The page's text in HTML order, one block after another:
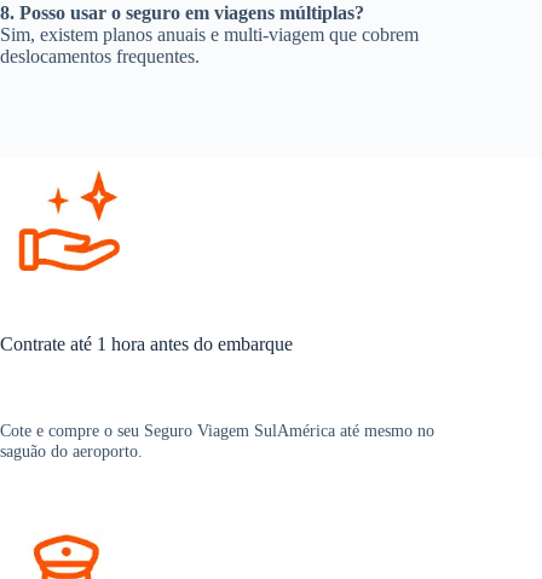
8. Posso usar o seguro em viagens múltiplas?
Sim, existem planos anuais e multi-viagem que cobrem
deslocamentos frequentes.
Contrate até 1 hora antes do embarque
Cote e compre o seu Seguro Viagem SulAmérica até mesmo no
saguão do aeroporto.